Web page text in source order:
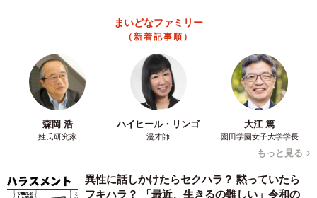
2026.08.08
「息子を一人にしてきたんです、帰らない
と」 施設に入った90歳母、障害のある60歳次
男との暮らしは行き詰まり…【司法書士の現場
から】山下 静香
京都の百貨店が開催のお化け屋敷のお化けにモ
デルがいる 比叡山延暦寺の僧侶が語る伝説と
2026.08.08